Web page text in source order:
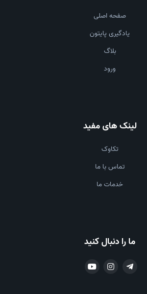
صفحه اصلی
یادگیری پایتون
بلاگ
ورود
لینک های مفید
تکاوک
تماس با ما
خدمات ما
ما را دنبال کنید